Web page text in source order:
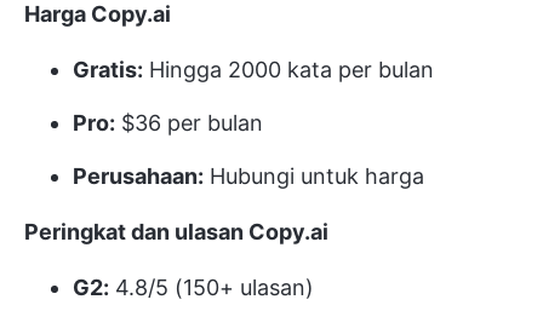
Harga Copy.ai
Gratis: Hingga 2000 kata per bulan
Pro: $36 per bulan
Perusahaan: Hubungi untuk harga
Peringkat dan ulasan Copy.ai
G2: 4.8/5 (150+ ulasan)